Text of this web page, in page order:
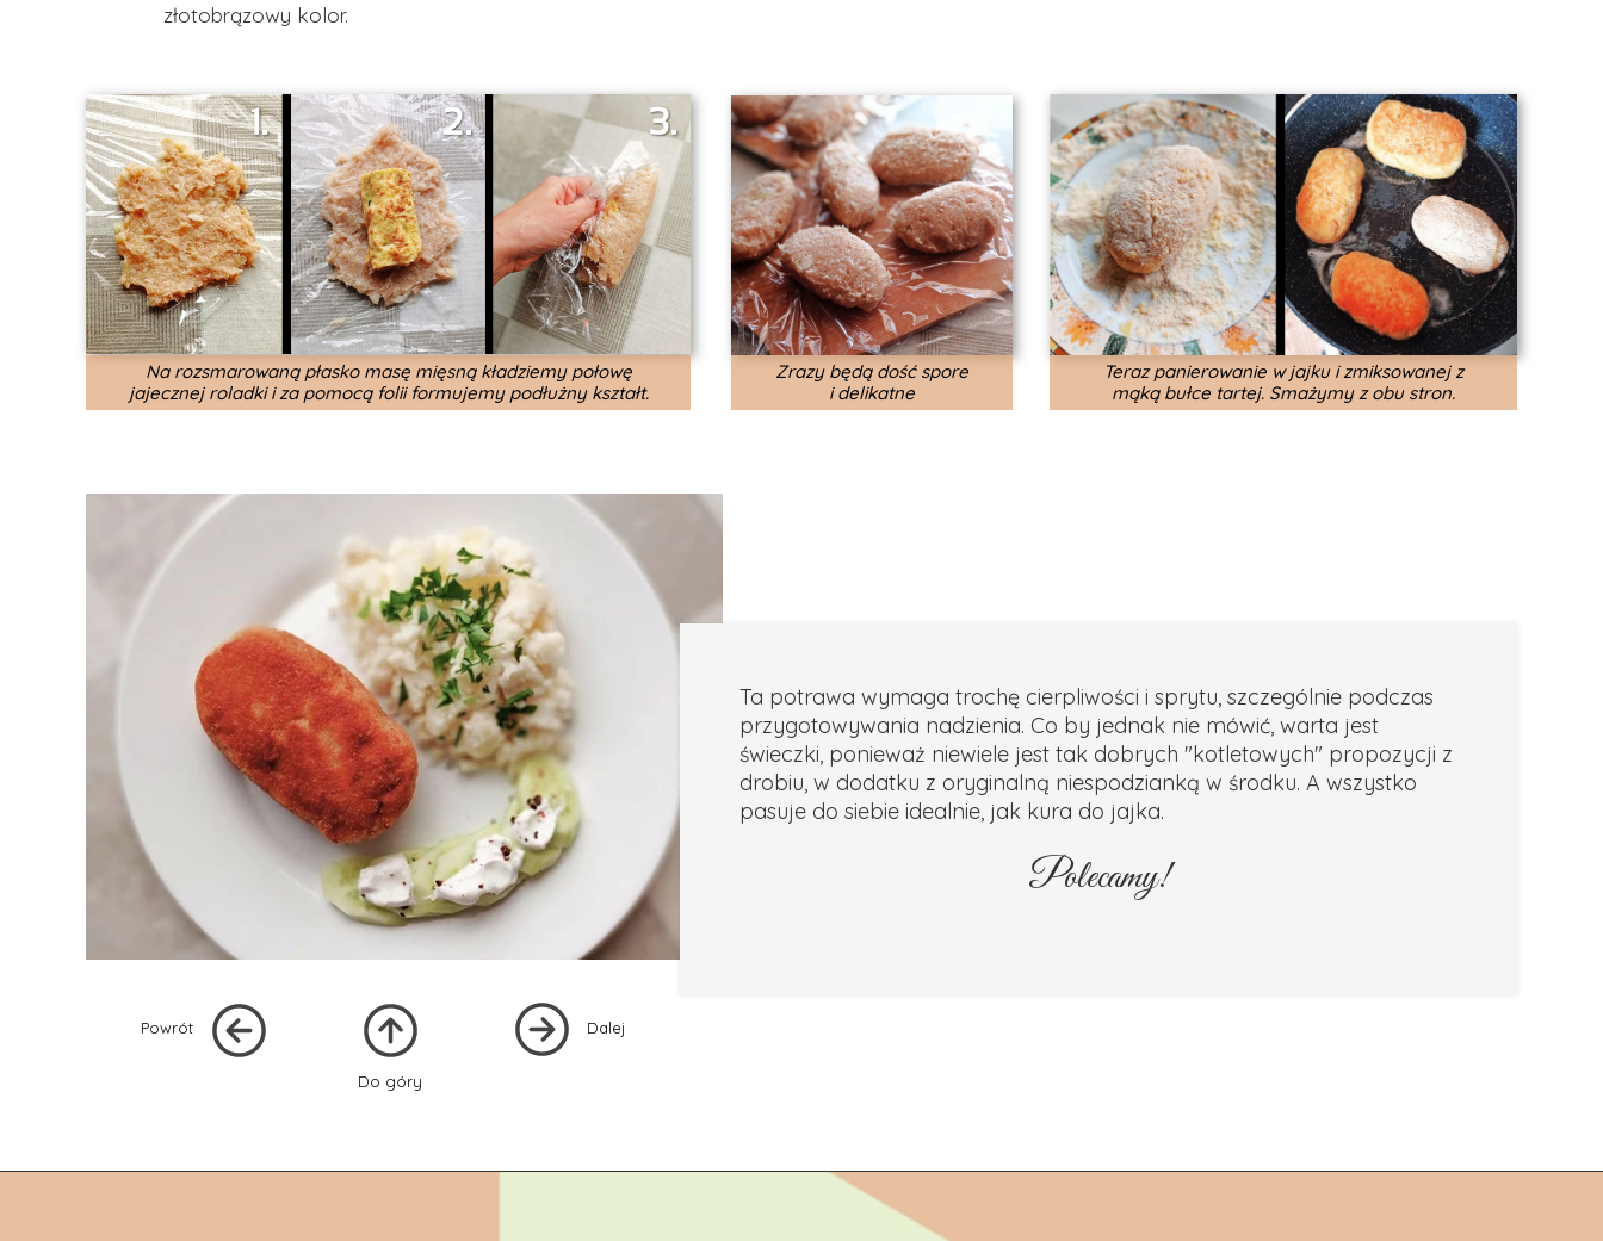
Teraz panierowanie w jajku i zmiksowanej z
mąką bułce tartej. Smażymy z obu stron.
Zrazy będą dość spore
i delikatne
Do góry
Dalej
Powrót
Ta potrawa wymaga trochę cierpliwości i sprytu, szczególnie podczas
przygotowywania nadzienia. Co by jednak nie mówić, warta jest
świeczki, ponieważ niewiele jest tak dobrych "kotletowych" propozycji z
drobiu, w dodatku z oryginalną niespodzianką w środku. A wszystko
pasuje do siebie idealnie, jak kura do jajka.
Polecamy!
Na rozsmarowaną płasko masę mięsną kładziemy połowę
jajecznej roladki i za pomocą folii formujemy podłużny kształt.
złotobrązowy kolor.